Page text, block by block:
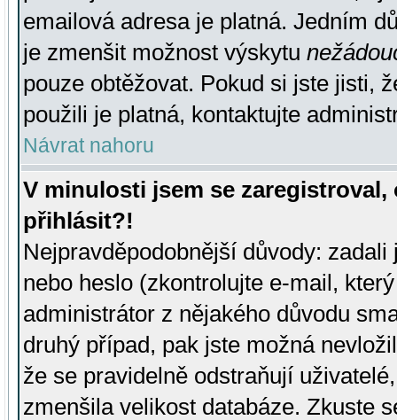
emailová adresa je platná. Jedním
je zmenšit možnost výskytu
pouze obtěžovat. Pokud si jste jisti,
použili je platná, kontaktujte
Návrat nahoru
V minulosti jsem se
přihlásit?!
Nejpravděpodobnější důvody:
nebo heslo (zkontrolujte e-mail,
administrátor z nějakého důvodu
druhý případ, pak jste možná
že se pravidelně odstraňují
zmenšila velikost databáze. Zkuste